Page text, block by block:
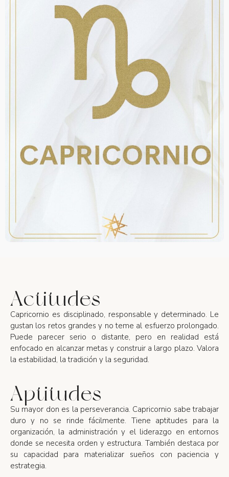
Actitudes
Capricornio es disciplinado, responsable y determinado. Le
gustan los retos grandes y no teme al esfuerzo prolongado.
Puede parecer serio o distante, pero en realidad está
enfocado en alcanzar metas y construir a largo plazo. Valora
la estabilidad, la tradición y la seguridad.
Aptitudes
Su mayor don es la perseverancia. Capricornio sabe trabajar
duro y no se rinde fácilmente. Tiene aptitudes para la
organización, la administración y el liderazgo en entornos
donde se necesita orden y estructura. También destaca por
su capacidad para materializar sueños con paciencia y
estrategia.